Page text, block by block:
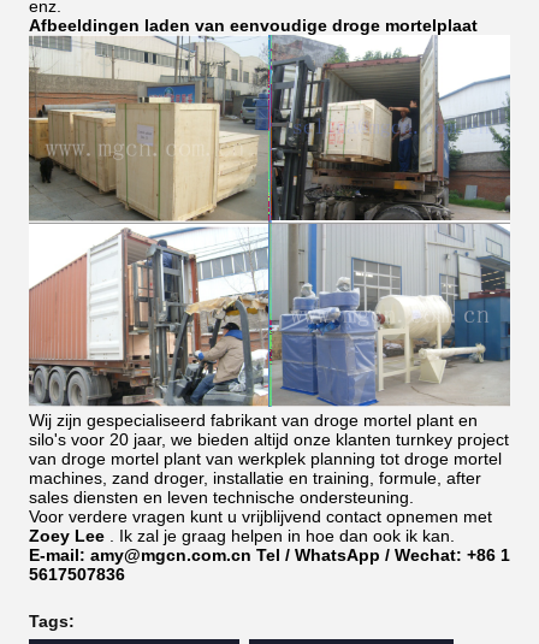
enz.
Afbeeldingen laden van eenvoudige droge mortelplaat
Wij zijn gespecialiseerd fabrikant van droge mortel plant en
silo's voor 20 jaar, we bieden altijd onze klanten turnkey project
van droge mortel plant van werkplek planning tot droge mortel
machines, zand droger, installatie en training, formule, after
sales diensten en leven technische ondersteuning.
Voor verdere vragen kunt u vrijblijvend contact opnemen met
Zoey Lee . Ik zal je graag helpen in hoe dan ook ik kan.
E-mail: amy@mgcn.com.cn Tel / WhatsApp / Wechat: +86 1
5617507836
Tags: